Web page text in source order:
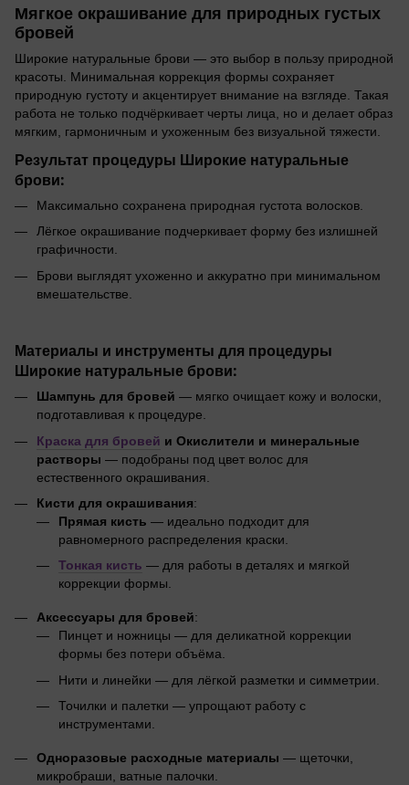
Мягкое окрашивание для природных густых
бровей
Широкие натуральные брови — это выбор в пользу природной
красоты. Минимальная коррекция формы сохраняет
природную густоту и акцентирует внимание на взгляде. Такая
работа не только подчёркивает черты лица, но и делает образ
мягким, гармоничным и ухоженным без визуальной тяжести.
Результат процедуры Широкие натуральные
брови:
Максимально сохранена природная густота волосков.
Лёгкое окрашивание подчеркивает форму без излишней
графичности.
Брови выглядят ухоженно и аккуратно при минимальном
вмешательстве.
Материалы и инструменты для процедуры
Широкие натуральные брови:
Шампунь для бровей — мягко очищает кожу и волоски,
подготавливая к процедуре.
Краска для бровей и Окислители и минеральные
растворы — подобраны под цвет волос для
естественного окрашивания.
Кисти для окрашивания:
Прямая кисть — идеально подходит для
равномерного распределения краски.
Тонкая кисть — для работы в деталях и мягкой
коррекции формы.
Аксессуары для бровей:
Пинцет и ножницы — для деликатной коррекции
формы без потери объёма.
Нити и линейки — для лёгкой разметки и симметрии.
Точилки и палетки — упрощают работу с
инструментами.
Одноразовые расходные материалы — щеточки,
микробраши, ватные палочки.